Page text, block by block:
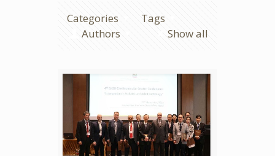
Categories
Tags
Authors
Show all